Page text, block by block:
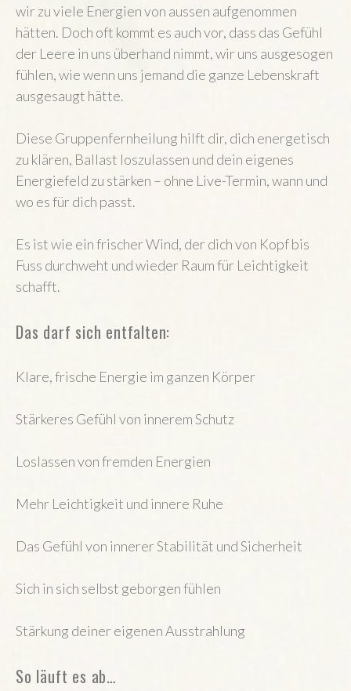
wir zu viele Energien von aussen aufgenommen
hätten. Doch oft kommt es auch vor, dass das Gefühl
der Leere in uns überhand nimmt, wir uns ausgesogen
fühlen, wie wenn uns jemand die ganze Lebenskraft
ausgesaugt hätte.
Diese Gruppenfernheilung hilft dir, dich energetisch
zu klären, Ballast loszulassen und dein eigenes
Energiefeld zu stärken – ohne Live-Termin, wann und
wo es für dich passt.
Es ist wie ein frischer Wind, der dich von Kopf bis
Fuss durchweht und wieder Raum für Leichtigkeit
schafft.
Das darf sich entfalten:
Klare, frische Energie im ganzen Körper
Stärkeres Gefühl von innerem Schutz
Loslassen von fremden Energien
Mehr Leichtigkeit und innere Ruhe
Das Gefühl von innerer Stabilität und Sicherheit
Sich in sich selbst geborgen fühlen
Stärkung deiner eigenen Ausstrahlung
So läuft es ab…